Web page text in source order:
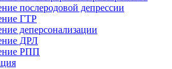
послеродовой депрессии
ГТР
деперсонализации
ДРЛ
РПП